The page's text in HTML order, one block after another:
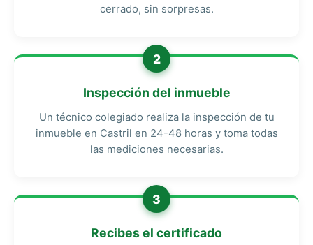
cerrado, sin sorpresas.
2
Inspección del inmueble
Un técnico colegiado realiza la inspección de tu
inmueble en Castril en 24-48 horas y toma todas
las mediciones necesarias.
3
Recibes el certificado